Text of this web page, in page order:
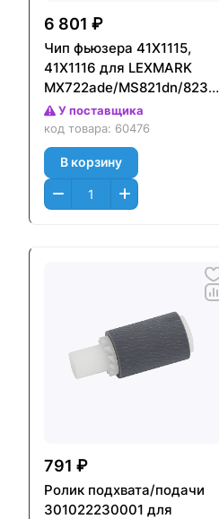
6 801 ₽
Чип фьюзера 41X1115,
41X1116 для LEXMARK
MX722ade/MS821dn/823dn
(CET), 225000 стр.,
CET461016
У поставщика
код товара: 60476
В корзину
791 ₽
Ролик подхвата/подачи
301022230001 для